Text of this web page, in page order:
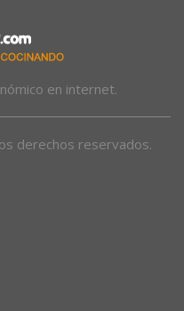
en internet.
derechos reservados.